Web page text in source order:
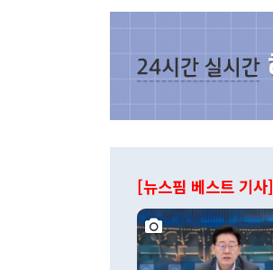
[뉴스핌 베스트 기사]